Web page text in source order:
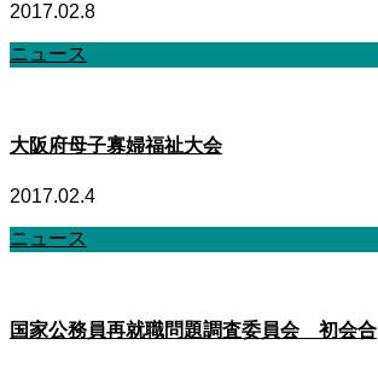
2017.02.8
ニュース
大阪府母子寡婦福祉大会
2017.02.4
ニュース
国家公務員再就職問題調査委員会 初会合